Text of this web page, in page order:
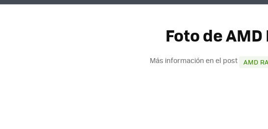
Foto de
Más información en el post AMD